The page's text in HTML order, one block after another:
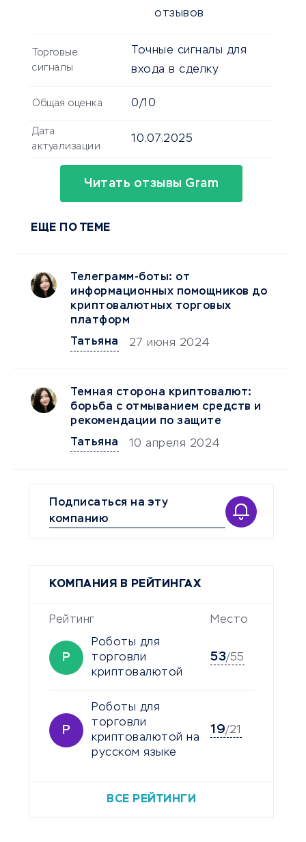
отзывов
Торговые
сигналы
Точные сигналы для
входа в сделку
Общая оценка 0/10
Дата
актуализации
10.07.2025
Читать отзывы Gram
ЕЩЕ ПО ТЕМЕ
Телеграмм-боты: от
информационных помощников до
криптовалютных торговых
платформ
Татьяна
27 июня 2024
Темная сторона криптовалют:
борьба с отмыванием средств и
рекомендации по защите
Татьяна
10 апреля 2024
Подписаться на эту
компанию
КОМПАНИЯ В РЕЙТИНГАХ
Рейтинг Место
Р
Роботы для
торговли
криптовалютой
53/55
Р
Роботы для
торговли
криптовалютой на
русском языке
19/21
ВСЕ РЕЙТИНГИ